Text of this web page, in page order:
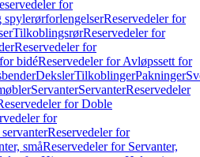
for
spylerørforlengelserReservedeler for
TilkoblingsrørReservedeler for
Reservedeler for
bidéReservedeler for Avløpssett for
DekslerTilkoblingerPakninger
ServanterServanterReservedeler
for Doble
for
Reservedeler for
småReservedeler for Servanter,